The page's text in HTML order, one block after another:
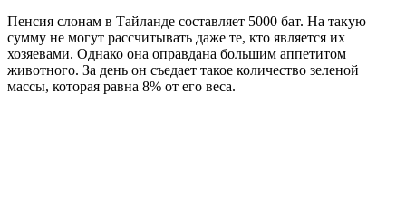
Пенсия слонам в Тайланде составляет 5000 бат. На такую
сумму не могут рассчитывать даже те, кто является их
хозяевами. Однако она оправдана большим аппетитом
животного. За день он съедает такое количество зеленой
массы, которая равна 8% от его веса.